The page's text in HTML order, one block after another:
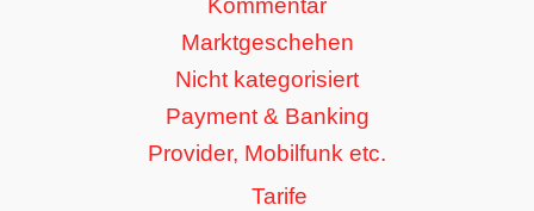
Kommentar
Marktgeschehen
Nicht kategorisiert
Payment & Banking
Provider, Mobilfunk etc.
Tarife